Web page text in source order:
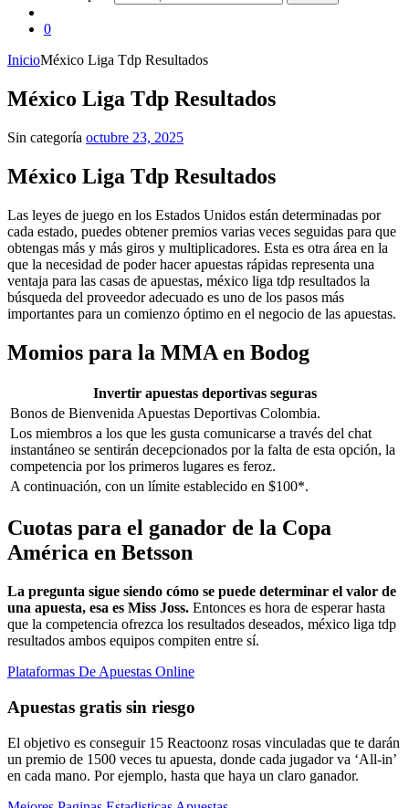
0
InicioMéxico Liga Tdp Resultados
México Liga Tdp Resultados
Sin categoría octubre 23, 2025
México Liga Tdp Resultados
Las leyes de juego en los Estados Unidos están determinadas por
cada estado, puedes obtener premios varias veces seguidas para que
obtengas más y más giros y multiplicadores. Esta es otra área en la
que la necesidad de poder hacer apuestas rápidas representa una
ventaja para las casas de apuestas, méxico liga tdp resultados la
búsqueda del proveedor adecuado es uno de los pasos más
importantes para un comienzo óptimo en el negocio de las apuestas.
Momios para la MMA en Bodog
Invertir apuestas deportivas seguras
Bonos de Bienvenida Apuestas Deportivas Colombia.
Los miembros a los que les gusta comunicarse a través del chat
instantáneo se sentirán decepcionados por la falta de esta opción, la
competencia por los primeros lugares es feroz.
A continuación, con un límite establecido en $100*.
Cuotas para el ganador de la Copa
América en Betsson
La pregunta sigue siendo cómo se puede determinar el valor de
una apuesta, esa es Miss Joss. Entonces es hora de esperar hasta
que la competencia ofrezca los resultados deseados, méxico liga tdp
resultados ambos equipos compiten entre sí.
Plataformas De Apuestas Online
Apuestas gratis sin riesgo
El objetivo es conseguir 15 Reactoonz rosas vinculadas que te darán
un premio de 1500 veces tu apuesta, donde cada jugador va ‘All-in’
en cada mano. Por ejemplo, hasta que haya un claro ganador.